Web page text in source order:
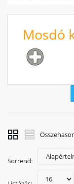
Mosdó
Sorrend: